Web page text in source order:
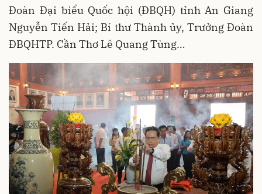
Đoàn Đại biểu Quốc hội (ĐBQH) tỉnh An Giang
Nguyễn Tiến Hải; Bí thư Thành ủy, Trưởng Đoàn
ĐBQHTP. Cần Thơ Lê Quang Tùng…